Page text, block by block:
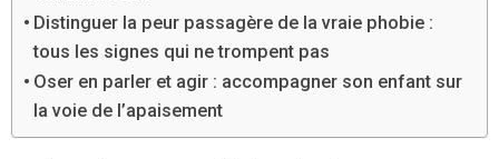
Distinguer la peur passagère de la vraie phobie :
tous les signes qui ne trompent pas
Oser en parler et agir : accompagner son enfant sur
la voie de l’apaisement